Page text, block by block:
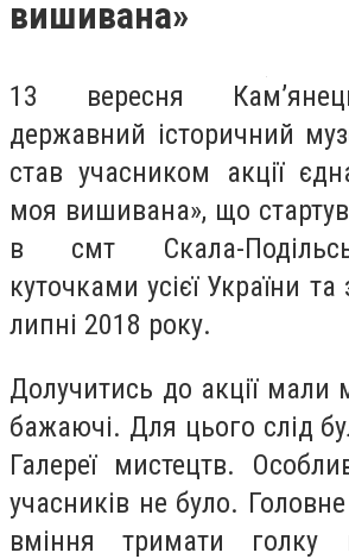
вишивана»
13 вересня Кам’янець-
державний історичний
став учасником акції
моя вишивана», що
в смт Скала-
куточками усієї України
липні 2018 року.
Долучитись до акції мали
бажаючі. Для цього слід
Галереї мистецтв.
учасників не було.
вміння тримати